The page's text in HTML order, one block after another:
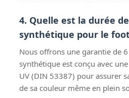
4. Quelle est la durée
synthétique pour le
Nous offrons une garantie de
synthétique est conçu avec
UV (DIN 53387) pour assurer
de sa couleur même en plein